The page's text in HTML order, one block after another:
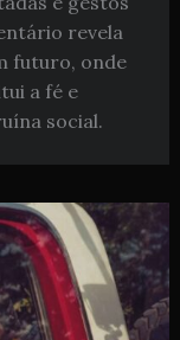
revela
futuro, onde
a fé e
social.